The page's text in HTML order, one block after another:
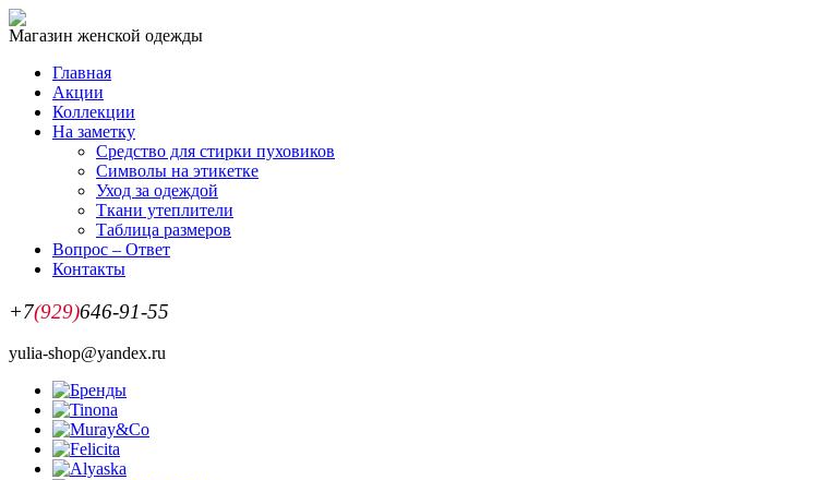
Магазин женской одежды
Главная
Акции
Коллекции
На заметку
Средство для стирки пуховиков
Символы на этикетке
Уход за одеждой
Ткани утеплители
Таблица размеров
Вопрос – Ответ
Контакты
+7(929)646-91-55
yulia-shop@yandex.ru